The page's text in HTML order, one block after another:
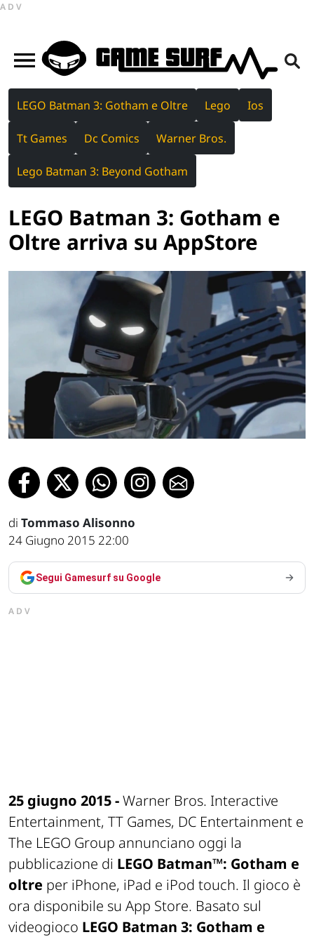
ADV
LEGO Batman 3: Gotham e Oltre Lego Ios
Tt Games Dc Comics Warner Bros.
Lego Batman 3: Beyond Gotham
LEGO Batman 3: Gotham e
Oltre arriva su AppStore
di Tommaso Alisonno
24 Giugno 2015 22:00
Segui Gamesurf su Google
ADV
25 giugno 2015 -Warner Bros. Interactive
Entertainment, TT Games, DC Entertainment e
The LEGO Group annunciano oggi la
pubblicazione di LEGO Batman™: Gotham e
oltre per iPhone, iPad e iPod touch. Il gioco è
ora disponibile su App Store. Basato sul
videogioco LEGO Batman 3: Gotham e